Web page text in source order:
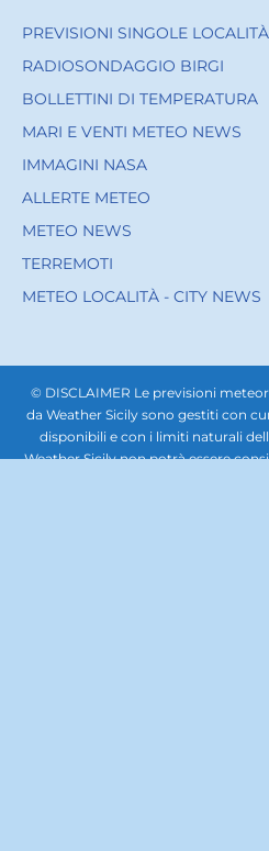
PREVISIONI SINGOLE LOCALITÀ
RADIOSONDAGGIO BIRGI
BOLLETTINI DI TEMPERATURA
MARI E VENTI METEO NEWS
IMMAGINI NASA
ALLERTE METEO
METEO NEWS
TERREMOTI
METEO LOCALITÀ - CITY NEWS
© DISCLAIMER Le previsioni
da Weather Sicily sono gestiti con
disponibili e con i limiti naturali
Weather Sicily non potrà essere